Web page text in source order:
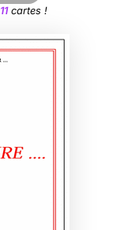
11cartes !